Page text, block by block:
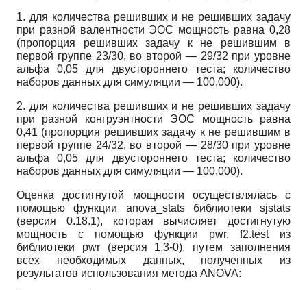
1. для количества решивших и не решивших задачу
при разной валентности ЭОС мощность равна 0,28
(пропорция решивших задачу к не решившим в
первой группе 23/30, во второй — 29/32 при уровне
альфа 0,05 для двустороннего теста; количество
наборов данных для симуляции — 100,000).
2. для количества решивших и не решивших задачу
при разной конгруэнтности ЭОС мощность равна
0,41 (пропорция решивших задачу к не решившим в
первой группе 24/32, во второй — 28/30 при уровне
альфа 0,05 для двустороннего теста; количество
наборов данных для симуляции — 100,000).
Оценка достигнутой мощности осуществлялась с
помощью функции anova_stats библиотеки sjstats
(версия 0.18.1), которая вычисляет достигнутую
мощность с помощью функции pwr. f2.test из
библиотеки pwr (версия 1.3-0), путем заполнения
всех необходимых данных, полученных из
результатов использования метода ANOVA: